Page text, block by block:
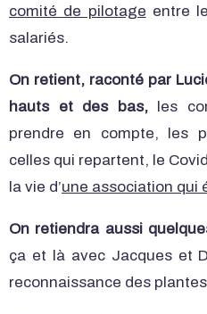
comité de pilotage entre
salariés.
On retient, raconté par
hauts et des bas,les
prendre en compte, les
celles qui repartent, le
la vie d’une association qui
On retiendra aussi
ça et là avec Jacques et
reconnaissance des